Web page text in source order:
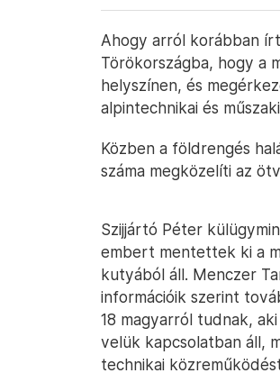
Ahogy arról korábban
Törökországba, hogy a
helyszínen, és
alpintechnikai és
Közben a földrengés
száma megközelíti az
Szijjártó Péter
embert mentettek ki a
kutyából áll. Menczer
információik szerint
18 magyarról tudnak,
velük kapcsolatban áll,
technikai